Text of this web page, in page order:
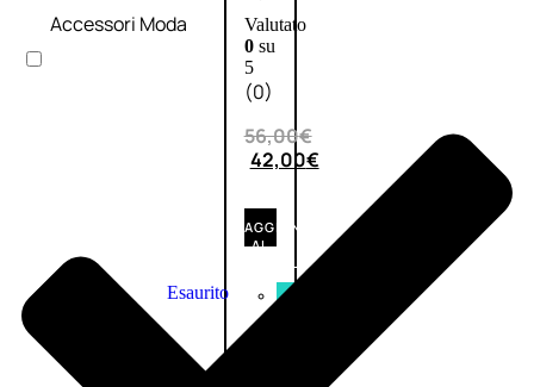
Valutato
0su
5
(0)
56,00€
42,00€
AGGIUNGI
AL
CARRELLO
Esaurito
Accessori Moda